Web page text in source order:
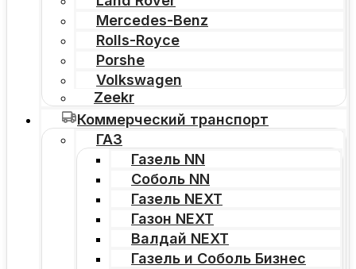
Mercedes-Benz
Rolls-Royce
Porshe
Volkswagen
Zeekr
Коммерческий транспорт
ГАЗ
Газель NN
Соболь NN
Газель NEXT
Газон NEXT
Валдай NEXT
Газель и Соболь Бизнес